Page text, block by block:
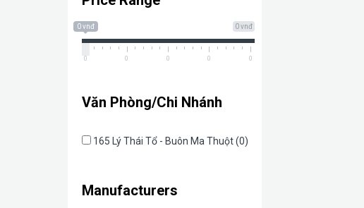
0 vnđ
0 vnđ
0 0 0 0 0
Văn Phòng/Chi Nhánh
165 Lý Thái Tổ - Buôn Ma Thuột (0)
Manufacturers